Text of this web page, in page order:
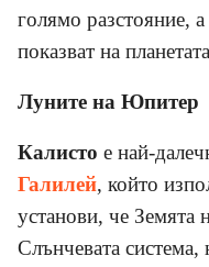
голямо разстояние,
показват на
Луните на Юпитер
Калисто е най-
Галилей, който
установи, че Земята
Слънчевата система,